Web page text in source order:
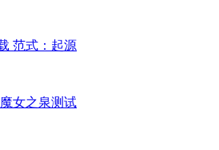
范式：起源
魔女之泉测试